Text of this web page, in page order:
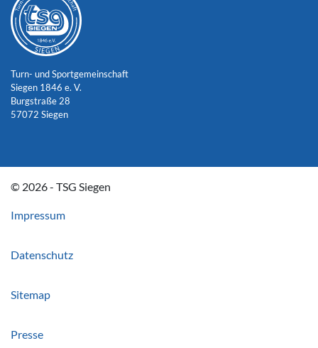
Turn- und Sportgemeinschaft
Siegen 1846 e. V.
Burgstraße 28
57072 Siegen
© 2026 - TSG Siegen
Impressum
Datenschutz
Sitemap
Presse